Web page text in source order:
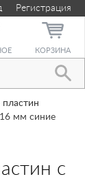
Регистрация
КОРЗИНА
мм синие
с